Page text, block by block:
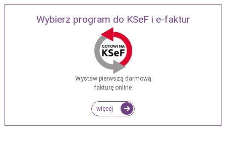
Wybierz program do KSeF i e-faktur
Wystaw pierwszą darmową
fakturę online
więcej